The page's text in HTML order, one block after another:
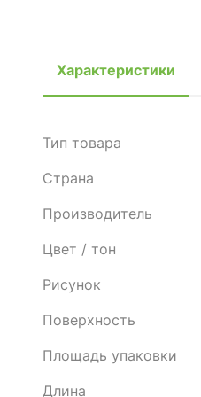
Характеристики
Тип товара
Страна
Производитель
Цвет / тон
Рисунок
Поверхность
Площадь упаковки
Длина